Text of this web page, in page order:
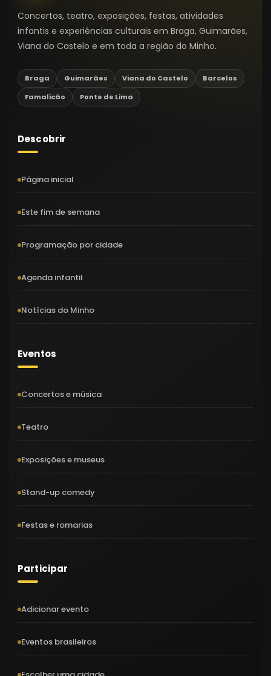
Concertos, teatro, exposições, festas, atividades
infantis e experiências culturais em Braga, Guimarães,
Viana do Castelo e em toda a região do Minho.
Braga Guimarães Viana do Castelo
Barcelos
Famalicão
Ponte de Lima
Descobrir
Página inicial
Este fim de semana
Programação por cidade
Agenda infantil
Notícias do Minho
Eventos
Concertos e música
Teatro
Exposições e museus
Stand-up comedy
Festas e romarias
Participar
Adicionar evento
Eventos brasileiros